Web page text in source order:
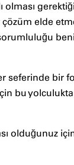
elde
seferinde
bu yolculukta
olduğunuz